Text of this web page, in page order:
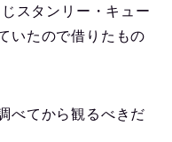
スタンリー・キュー
いたので借りたもの
べてから観るべきだ